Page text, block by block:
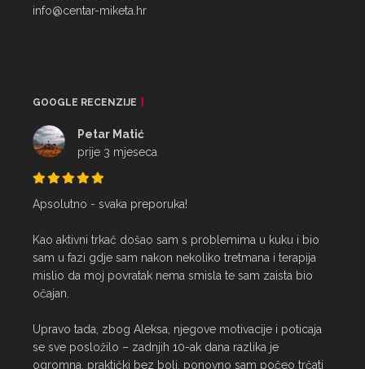
info@centar-miketa.hr
GOOGLE RECENZIJE
Petar Matić
prije 3 mjeseca
Apsolutno - svaka preporuka!
Kao aktivni trkač došao sam s problemima u kuku i bio
sam u fazi gdje sam nakon nekoliko tretmana i terapija
mislio da moj povratak nema smisla te sam zaista bio
očajan.
Upravo tada, zbog Aleksa, njegove motivacije i poticaja
se sve posložilo – zadnjih 10-ak dana razlika je
ogromna, praktički bez boli, ponovno sam počeo trčati